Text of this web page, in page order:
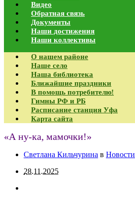
Видео
Обратная связь
Документы
Наши достижения
Наши коллективы
О нашем районе
Наше село
Наша библиотека
Ближайшие праздники
В помощь потребителю!
Гимны РФ и РБ
Расписание станция Уфа
Карта сайта
«А ну-ка, мамочки!»
Светлана Кильчурина в Новости
28.11.2025